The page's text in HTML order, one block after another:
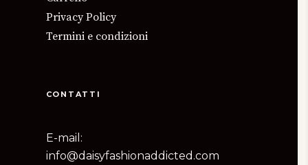
Privacy Policy
Termini e condizioni
CONTATTI
E-mail:
info@daisyfashionaddicted.com